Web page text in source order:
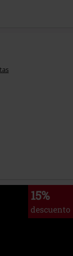
15%
descuento